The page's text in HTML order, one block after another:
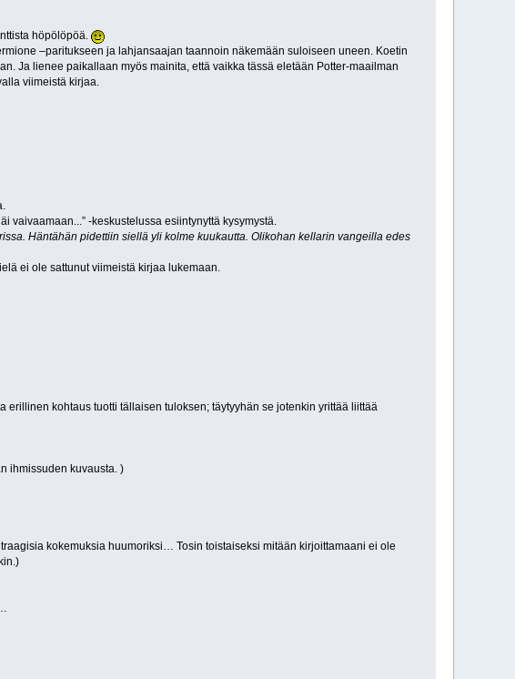
höpölöpöä.
–paritukseen ja lahjansaajan taannoin näkemään suloiseen uneen. Koetin
Ja lienee paikallaan myös mainita, että vaikka tässä eletään Potter-maailman
viimeistä kirjaa.
vaivaamaan...” -keskustelussa esiintynyttä kysymystä.
Häntähän pidettiin siellä yli kolme kuukautta. Olikohan kellarin vangeilla edes
ei ole sattunut viimeistä kirjaa lukemaan.
kohtaus tuotti tällaisen tuloksen; täytyyhän se jotenkin yrittää liittää
ihmissuden kuvausta. )
kokemuksia huumoriksi… Tosin toistaiseksi mitään kirjoittamaani ei ole